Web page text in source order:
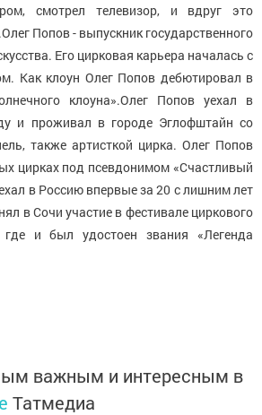
смотрел телевизор, и вдруг это
Олег Попов - выпускник государственного
Его цирковая карьера началась с
Как клоун Олег Попов дебютировал в
клоуна».Олег Попов уехал в
и проживал в городе Эглофштайн со
также артисткой цирка. Олег Попов
цирках под псевдонимом «Счастливый
в Россию впервые за 20 с лишним лет
в Сочи участие в фестивале циркового
где и был удостоен звания «Легенда
важным и интересным в
Татмедиа